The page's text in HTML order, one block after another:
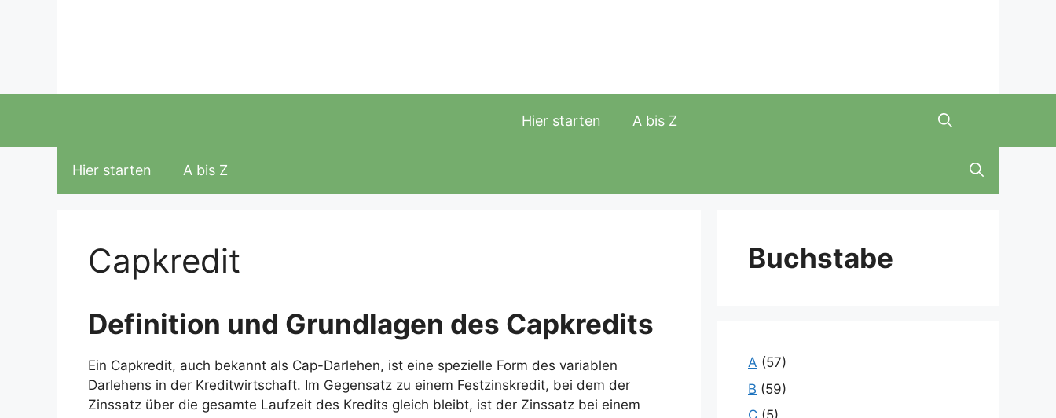
Hier starten A bis Z
Hier starten A bis Z
Capkredit
Definition und Grundlagen des Capkredits
Ein Capkredit, auch bekannt als Cap-Darlehen, ist eine spezielle Form des variablen
Darlehens in der Kreditwirtschaft. Im Gegensatz zu einem Festzinskredit, bei dem der
Zinssatz über die gesamte Laufzeit des Kredits gleich bleibt, ist der Zinssatz bei einem
Buchstabe
A (57)
B (59)
C (5)